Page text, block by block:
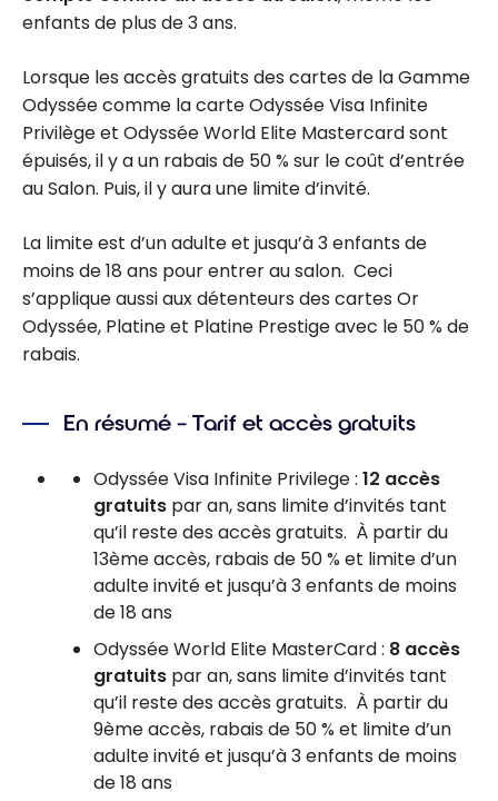
enfants de plus de 3 ans.
Lorsque les accès gratuits des cartes de la Gamme
Odyssée comme la carte Odyssée Visa Infinite
Privilège et Odyssée World Elite Mastercard sont
épuisés, il y a un rabais de 50 % sur le coût d’entrée
au Salon. Puis, il y aura une limite d’invité.
La limite est d’un adulte et jusqu’à 3 enfants de
moins de 18 ans pour entrer au salon. Ceci
s’applique aussi aux détenteurs des cartes Or
Odyssée, Platine et Platine Prestige avec le 50 % de
rabais.
En résumé – Tarif et accès gratuits
Odyssée Visa Infinite Privilege : 12 accès
gratuits par an, sans limite d’invités tant
qu’il reste des accès gratuits. À partir du
13ème accès, rabais de 50 % et limite d’un
adulte invité et jusqu’à 3 enfants de moins
de 18 ans
Odyssée World Elite MasterCard : 8 accès
gratuits par an, sans limite d’invités tant
qu’il reste des accès gratuits. À partir du
9ème accès, rabais de 50 % et limite d’un
adulte invité et jusqu’à 3 enfants de moins
de 18 ans